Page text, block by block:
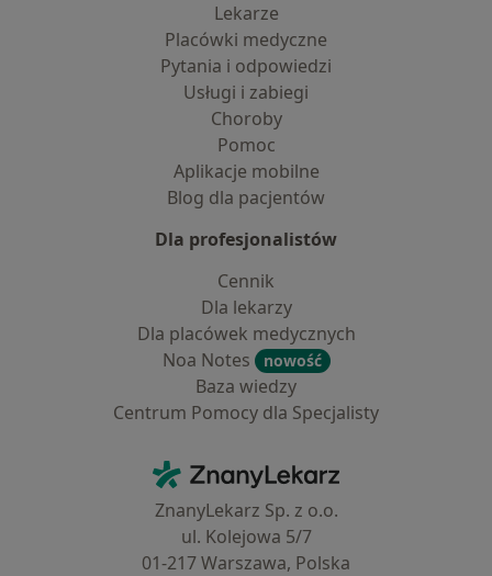
Lekarze
Placówki medyczne
Pytania i odpowiedzi
Usługi i zabiegi
Choroby
Pomoc
Aplikacje mobilne
Blog dla pacjentów
Dla profesjonalistów
Cennik
Dla lekarzy
Dla placówek medycznych
Noa Notes
nowość
Baza wiedzy
Centrum Pomocy dla Specjalisty
ZnanyLekarz - Strona główna
ZnanyLekarz Sp. z o.o.
ul. Kolejowa 5/7
01-217 Warszawa, Polska